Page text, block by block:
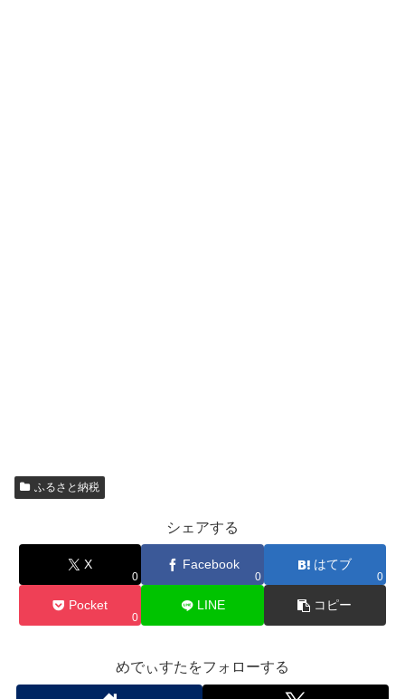
ふるさと納税
シェアする
X
0
Facebook
0
はてブ
0
Pocket
0
LINE コピー
めでぃすたをフォローする